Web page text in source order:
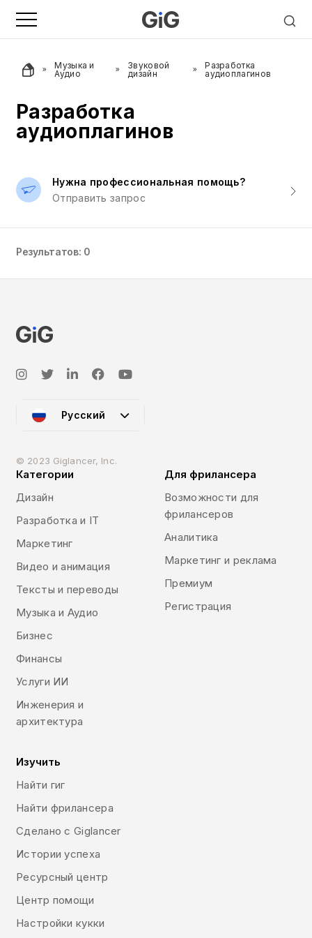
Музыка и
Аудио
Звуковой
дизайн
Разработка
аудиоплагинов
Разработка
аудиоплагинов
Нужна профессиональная помощь?
Отправить запрос
Результатов: 0
Русский
© 2023 Giglancer, Inc.
Категории
Дизайн
Разработка и IT
Маркетинг
Видео и анимация
Тексты и переводы
Музыка и Аудио
Бизнес
Финансы
Услуги ИИ
Инженерия и
архитектура
Для фрилансера
Возможности для
фрилансеров
Аналитика
Маркетинг и реклама
Премиум
Регистрация
Изучить
Найти гиг
Найти фрилансера
Сделано с Giglancer
Истории успеха
Ресурсный центр
Центр помощи
Настройки кукки